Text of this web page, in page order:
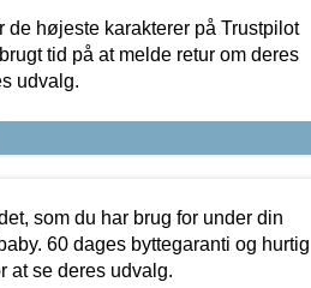
højeste karakterer på Trustpilot
tid på at melde retur om deres
udvalg.
som du har brug for under din
60 dages byttegaranti og hurtig
at se deres udvalg.